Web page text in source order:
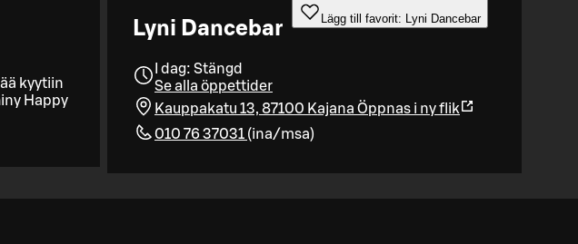
Lyni Dancebar Lägg till favorit: Lyni Dancebar
I dag: Stängd
Se alla öppettider
Kauppakatu 13, 87100 Kajana Öppnas i ny flik
010 76 37031 (ina/msa)
kyytiin
Happy